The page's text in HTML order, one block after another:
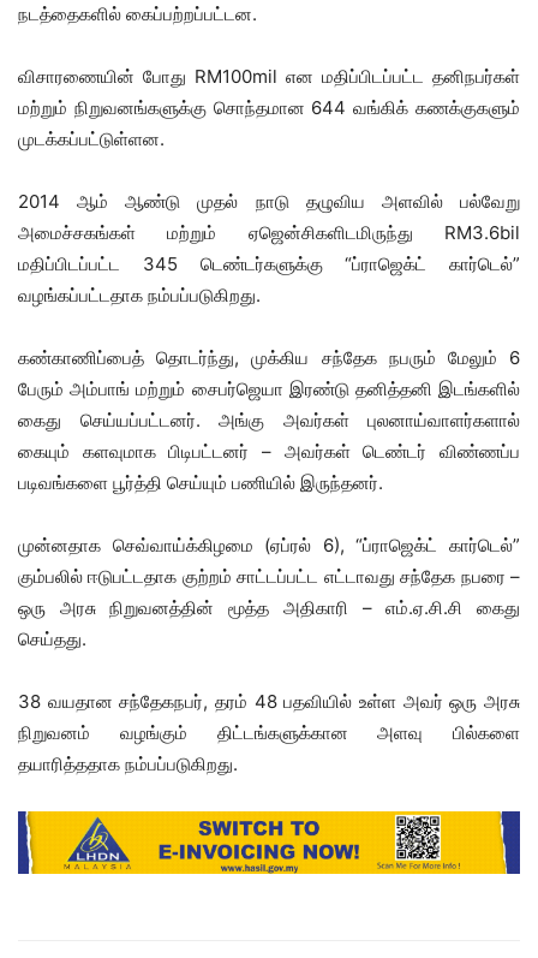
நடத்தைகளில் கைப்பற்றப்பட்டன.
விசாரணையின் போது RM100mil என மதிப்பிடப்பட்ட தனிநபர்கள்
மற்றும் நிறுவனங்களுக்கு சொந்தமான 644 வங்கிக் கணக்குகளும்
முடக்கப்பட்டுள்ளன.
2014 ஆம் ஆண்டு முதல் நாடு தழுவிய அளவில் பல்வேறு
அமைச்சகங்கள் மற்றும் ஏஜென்சிகளிடமிருந்து RM3.6bil
மதிப்பிடப்பட்ட 345 டெண்டர்களுக்கு “ப்ராஜெக்ட் கார்டெல்”
வழங்கப்பட்டதாக நம்பப்படுகிறது.
கண்காணிப்பைத் தொடர்ந்து, முக்கிய சந்தேக நபரும் மேலும் 6
பேரும் அம்பாங் மற்றும் சைபர்ஜெயா இரண்டு தனித்தனி இடங்களில்
கைது செய்யப்பட்டனர். அங்கு அவர்கள் புலனாய்வாளர்களால்
கையும் களவுமாக பிடிபட்டனர் – அவர்கள் டெண்டர் விண்ணப்ப
படிவங்களை பூர்த்தி செய்யும் பணியில் இருந்தனர்.
முன்னதாக செவ்வாய்க்கிழமை (ஏப்ரல் 6), “ப்ராஜெக்ட் கார்டெல்”
கும்பலில் ஈடுபட்டதாக குற்றம் சாட்டப்பட்ட எட்டாவது சந்தேக நபரை –
ஒரு அரசு நிறுவனத்தின் மூத்த அதிகாரி – எம்.ஏ.சி.சி கைது
செய்தது.
38 வயதான சந்தேகநபர், தரம் 48 பதவியில் உள்ள அவர் ஒரு அரசு
நிறுவனம் வழங்கும் திட்டங்களுக்கான அளவு பில்களை
தயாரித்ததாக நம்பப்படுகிறது.